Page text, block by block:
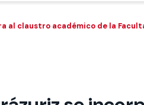
al claustro académico de la